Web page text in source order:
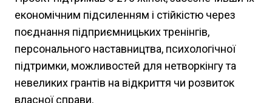
економічним підсиленням і стійкістю через
поєднання підприємницьких тренінгів,
персонального наставництва, психологічної
підтримки, можливостей для нетворкінгу та
невеликих грантів на відкриття чи розвиток
власної справи.